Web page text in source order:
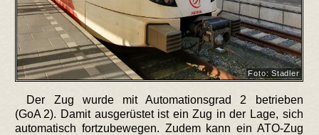
Foto: Stadler
Der Zug wurde mit Automationsgrad 2 betrieben
(GoA 2). Damit ausgerüstet ist ein Zug in der Lage, sich
automatisch fortzubewegen. Zudem kann ein ATO-Zug